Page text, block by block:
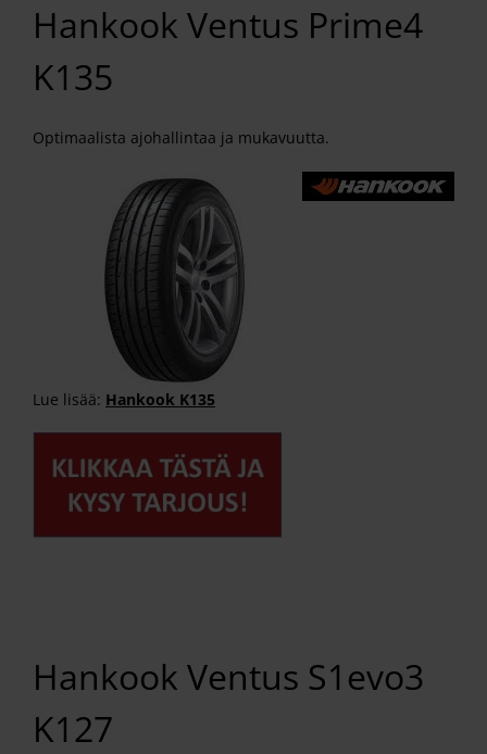
Hankook Ventus Prime4
K135
Optimaalista ajohallintaa ja mukavuutta.
Lue lisää: Hankook K135
Hankook Ventus S1evo3
K127